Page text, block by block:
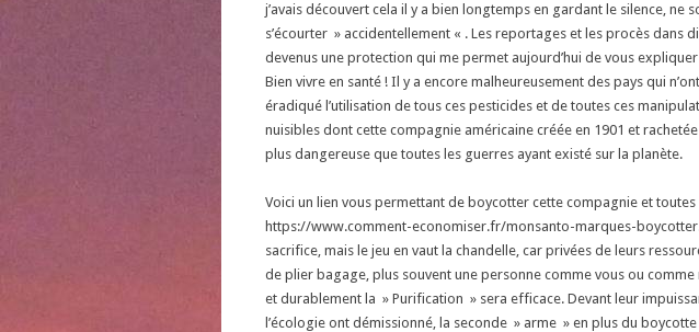
j’avais découvert cela il y a bien longtemps en gardant le silence, ne
s’écourter » accidentellement « . Les reportages et les procès dans
devenus une protection qui me permet aujourd’hui de vous
Bien vivre en santé ! Il y a encore malheureusement des pays qui
éradiqué l’utilisation de tous ces pesticides et de toutes ces
nuisibles dont cette compagnie américaine créée en 1901 et
plus dangereuse que toutes les guerres ayant existé sur la planète.
Voici un lien vous permettant de boycotter cette compagnie et toutes
https://www.comment-economiser.fr/monsanto-marques-
sacrifice, mais le jeu en vaut la chandelle, car privées de leurs
de plier bagage, plus souvent une personne comme vous ou
et durablement la » Purification » sera efficace. Devant leur
l’écologie ont démissionné, la seconde » arme » en plus du